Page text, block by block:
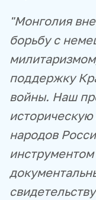
"Монголия
борьбу с
поддержку
войны. Наш
народов